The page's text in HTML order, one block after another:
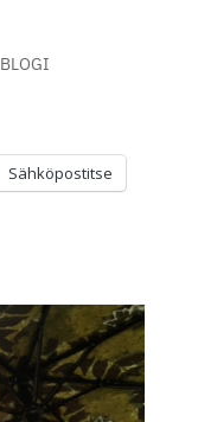
BLOGI
Sähköpostitse